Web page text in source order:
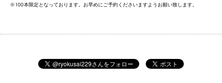
※100本限定となっております。お早めにご予約くださいますようお願い致します。